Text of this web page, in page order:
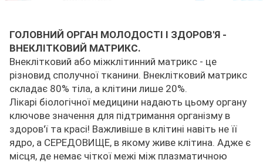
ГОЛОВНИЙ ОРГАН МОЛОДОСТІ І ЗДОРОВ'Я -
ВНЕКЛІТКОВИЙ МАТРИКС.
Внеклітковий або міжклітинний матрикс - це
різновид сполучної тканини. Внеклітковий матрикс
складає 80% тіла, а клітини лише 20%.
Лікарі біологічної медицини надають цьому органу
ключове значення для підтримання організму в
здоров'ї та красі! Важливіше в клітині навіть не її
ядро, а СЕРЕДОВИЩЕ, в якому живе клітина. Адже є
місця, де немає чіткої межі між плазматичною